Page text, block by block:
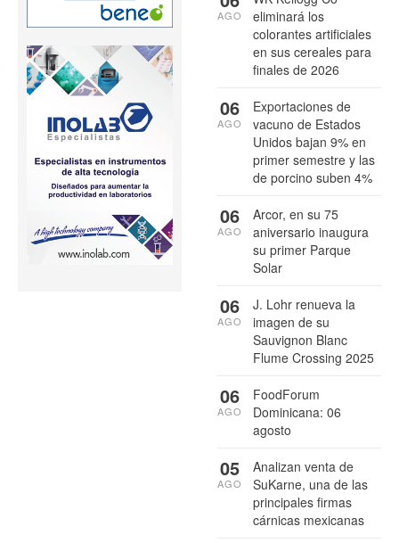
eliminará los
colorantes artificiales
en sus cereales para
finales de 2026
AGO
Exportaciones de
vacuno de Estados
Unidos bajan 9% en
primer semestre y las
de porcino suben 4%
06
AGO
Arcor, en su 75
aniversario inaugura
su primer Parque
Solar
06
AGO
J. Lohr renueva la
imagen de su
Sauvignon Blanc
Flume Crossing 2025
06
AGO
FoodForum
Dominicana: 06
agosto
06
AGO
Analizan venta de
SuKarne, una de las
principales firmas
cárnicas mexicanas
05
AGO